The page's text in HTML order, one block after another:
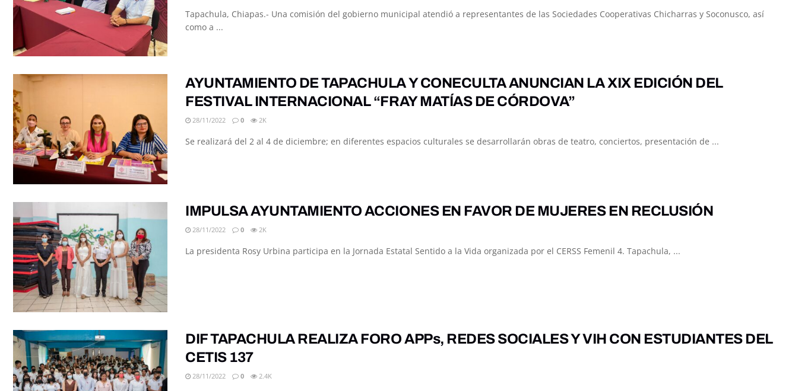
Tapachula, Chiapas.- Una comisión del gobierno municipal atendió a representantes de las Sociedades Cooperativas Chicharras y Soconusco, así
como a ...
AYUNTAMIENTO DE TAPACHULA Y CONECULTA ANUNCIAN LA XIX EDICIÓN DEL
FESTIVAL INTERNACIONAL “FRAY MATÍAS DE CÓRDOVA”
28/11/2022 0 2K
Se realizará del 2 al 4 de diciembre; en diferentes espacios culturales se desarrollarán obras de teatro, conciertos, presentación de ...
IMPULSA AYUNTAMIENTO ACCIONES EN FAVOR DE MUJERES EN RECLUSIÓN
28/11/2022 0 2K
La presidenta Rosy Urbina participa en la Jornada Estatal Sentido a la Vida organizada por el CERSS Femenil 4. Tapachula, ...
DIF TAPACHULA REALIZA FORO APPs, REDES SOCIALES Y VIH CON ESTUDIANTES DEL
CETIS 137
28/11/2022 0 2.4K